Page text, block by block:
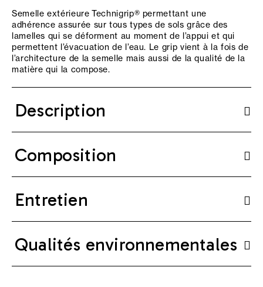
Semelle extérieure Technigrip® permettant une
adhérence assurée sur tous types de sols grâce des
lamelles qui se déforment au moment de l’appui et qui
permettent l’évacuation de l’eau. Le grip vient à la fois de
l’architecture de la semelle mais aussi de la qualité de la
matière qui la compose.
Description
Composition
Entretien
Qualités environnementales